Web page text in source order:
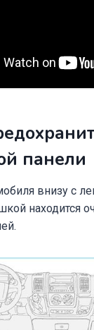
панели
внизу с
находится